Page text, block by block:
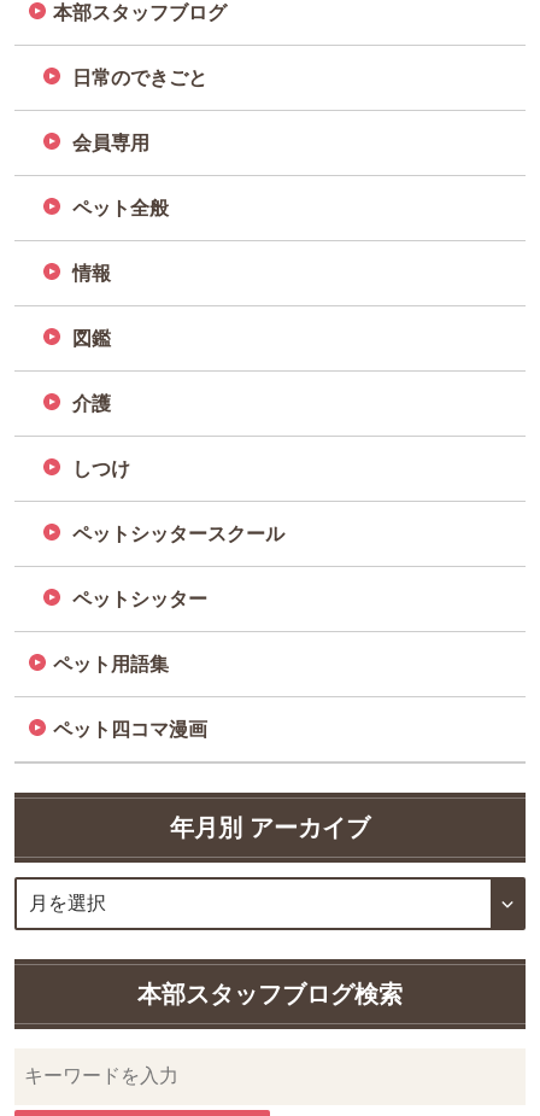
本部スタッフブログ
日常のできごと
会員専用
ペット全般
情報
図鑑
介護
しつけ
ペットシッタースクール
ペットシッター
ペット用語集
ペット四コマ漫画
年月別 アーカイブ
本部スタッフブログ検索